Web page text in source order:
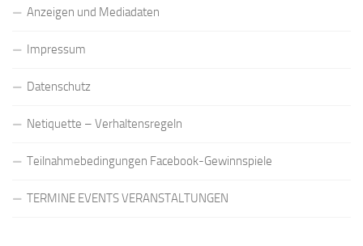
Anzeigen und Mediadaten
Impressum
Datenschutz
Netiquette – Verhaltensregeln
Teilnahmebedingungen Facebook-Gewinnspiele
TERMINE EVENTS VERANSTALTUNGEN